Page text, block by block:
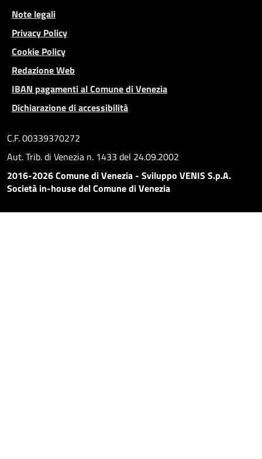
Note legali
Privacy Policy
Cookie Policy
Redazione Web
IBAN pagamenti al Comune di Venezia
Dichiarazione di accessibilità
C.F. 00339370272
Aut. Trib. di Venezia n. 1433 del 24.09.2002
2016-2026 Comune di Venezia - Sviluppo VENIS S.p.A.
Società in-house del Comune di Venezia